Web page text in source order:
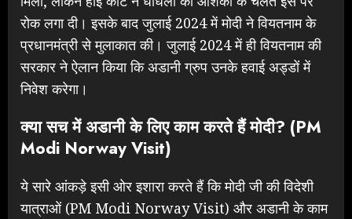
रोक लगा दी। इसके बाद जुलाई 2024 में मोदी ने वियतनाम के
प्रधानमंत्री से मुलाकात की। जुलाई 2024 में ही वियतनाम की
सरकार ने ऐलान किया कि अडानी ग्रुप उनके हवाई अड्डों में
निवेश करेगा।
क्या सच में अडानी के लिए काम करते हैं मोदी? (PM
Modi Norway Visit)
ये सारे आंकड़े इसी ओर इशारा करते हैं कि मोदी जी की विदेशी
यात्राओं (PM Modi Norway Visit) और अडानी के काम